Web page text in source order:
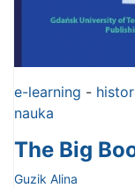
e-learning -
nauka
The Big
Guzik Alina